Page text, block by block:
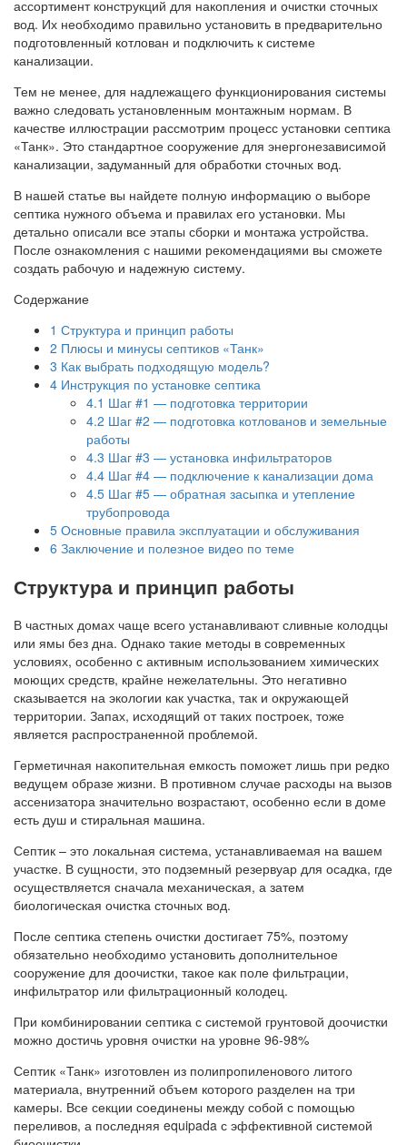
ассортимент конструкций для накопления и очистки сточных
вод. Их необходимо правильно установить в предварительно
подготовленный котлован и подключить к системе
канализации.
Тем не менее, для надлежащего функционирования системы
важно следовать установленным монтажным нормам. В
качестве иллюстрации рассмотрим процесс установки септика
«Танк». Это стандартное сооружение для энергонезависимой
канализации, задуманный для обработки сточных вод.
В нашей статье вы найдете полную информацию о выборе
септика нужного объема и правилах его установки. Мы
детально описали все этапы сборки и монтажа устройства.
После ознакомления с нашими рекомендациями вы сможете
создать рабочую и надежную систему.
Содержание
1 Структура и принцип работы
2 Плюсы и минусы септиков «Танк»
3 Как выбрать подходящую модель?
4 Инструкция по установке септика
4.1 Шаг #1 — подготовка территории
4.2 Шаг #2 — подготовка котлованов и земельные
работы
4.3 Шаг #3 — установка инфильтраторов
4.4 Шаг #4 — подключение к канализации дома
4.5 Шаг #5 — обратная засыпка и утепление
трубопровода
5 Основные правила эксплуатации и обслуживания
6 Заключение и полезное видео по теме
Структура и принцип работы
В частных домах чаще всего устанавливают сливные колодцы
или ямы без дна. Однако такие методы в современных
условиях, особенно с активным использованием химических
моющих средств, крайне нежелательны. Это негативно
сказывается на экологии как участка, так и окружающей
территории. Запах, исходящий от таких построек, тоже
является распространенной проблемой.
Герметичная накопительная емкость поможет лишь при редко
ведущем образе жизни. В противном случае расходы на вызов
ассенизатора значительно возрастают, особенно если в доме
есть душ и стиральная машина.
Септик – это локальная система, устанавливаемая на вашем
участке. В сущности, это подземный резервуар для осадка, где
осуществляется сначала механическая, а затем
биологическая очистка сточных вод.
После септика степень очистки достигает 75%, поэтому
обязательно необходимо установить дополнительное
сооружение для доочистки, такое как поле фильтрации,
инфильтратор или фильтрационный колодец.
При комбинировании септика с системой грунтовой доочистки
можно достичь уровня очистки на уровне 96-98%
Септик «Танк» изготовлен из полипропиленового литого
материала, внутренний объем которого разделен на три
камеры. Все секции соединены между собой с помощью
переливов, а последняя equipada с эффективной системой